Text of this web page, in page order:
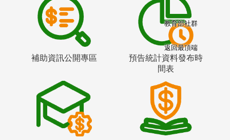
補助資訊公開專區
預告統計資料發布時
間表
教育部社群
返回最頂端